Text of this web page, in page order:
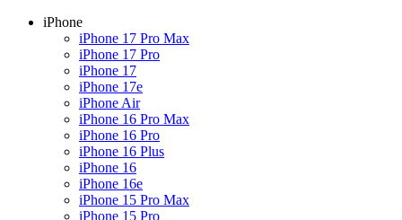
iPhone
iPhone 17 Pro Max
iPhone 17 Pro
iPhone 17
iPhone 17e
iPhone Air
iPhone 16 Pro Max
iPhone 16 Pro
iPhone 16 Plus
iPhone 16
iPhone 16e
iPhone 15 Pro Max
iPhone 15 Pro